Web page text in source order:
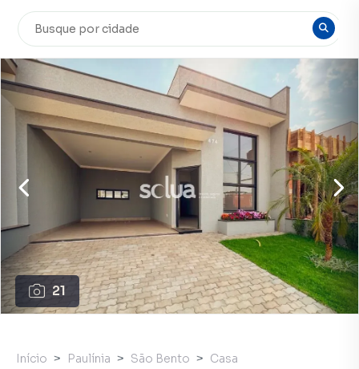
21
Início Paulínia São Bento
Casa